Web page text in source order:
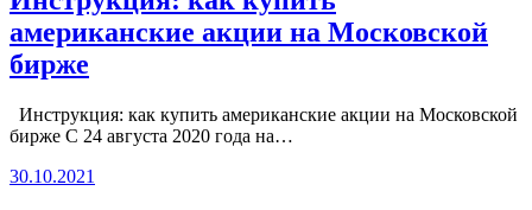
американские акции на Московской
бирже
Инструкция: как купить американские акции на Московской
бирже С 24 августа 2020 года на…
30.10.2021